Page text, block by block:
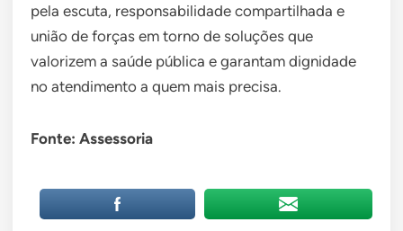
pela escuta, responsabilidade compartilhada e
união de forças em torno de soluções que
valorizem a saúde pública e garantam dignidade
no atendimento a quem mais precisa.
Fonte: Assessoria